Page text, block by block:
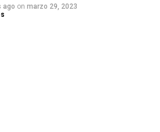
ago on marzo 29, 2023